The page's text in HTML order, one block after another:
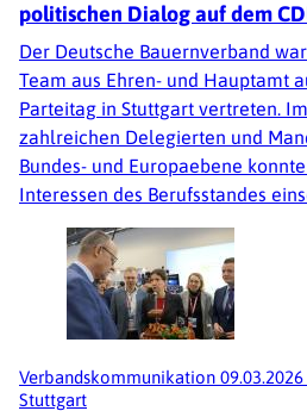
politischen Dialog auf dem
Der Deutsche Bauernverband
Team aus Ehren- und Hauptamt
Parteitag in Stuttgart vertreten.
zahlreichen Delegierten und
Bundes- und Europaebene
Interessen des Berufsstandes
Verbandskommunikation 09.03.2026
Stuttgart